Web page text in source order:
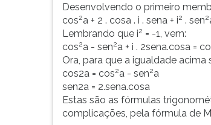
Desenvolvendo o primeiro
cos2a + 2 . cosa . i . sena + i2 . sen2
Lembrando que i2 = -1, vem:
cos2a - sen2a + i . 2sena.cosa =
Ora, para que a igualdade
cos2a = cos2a - sen2a
sen2a = 2.sena.cosa
Estas são as fórmulas
complicações, pela fórmula de